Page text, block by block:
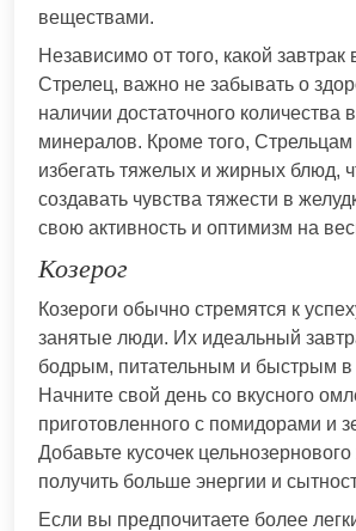
веществами.
Независимо от того, какой завтрак
Стрелец, важно не забывать о
наличии достаточного количества
минералов. Кроме того, Стрельцам
избегать тяжелых и жирных блюд,
создавать чувства тяжести в
свою активность и оптимизм на
Козерог
Козероги обычно стремятся к
занятые люди. Их идеальный
бодрым, питательным и быстрым в
Начните свой день со вкусного
приготовленного с помидорами и
Добавьте кусочек
получить больше энергии и
Если вы предпочитаете более